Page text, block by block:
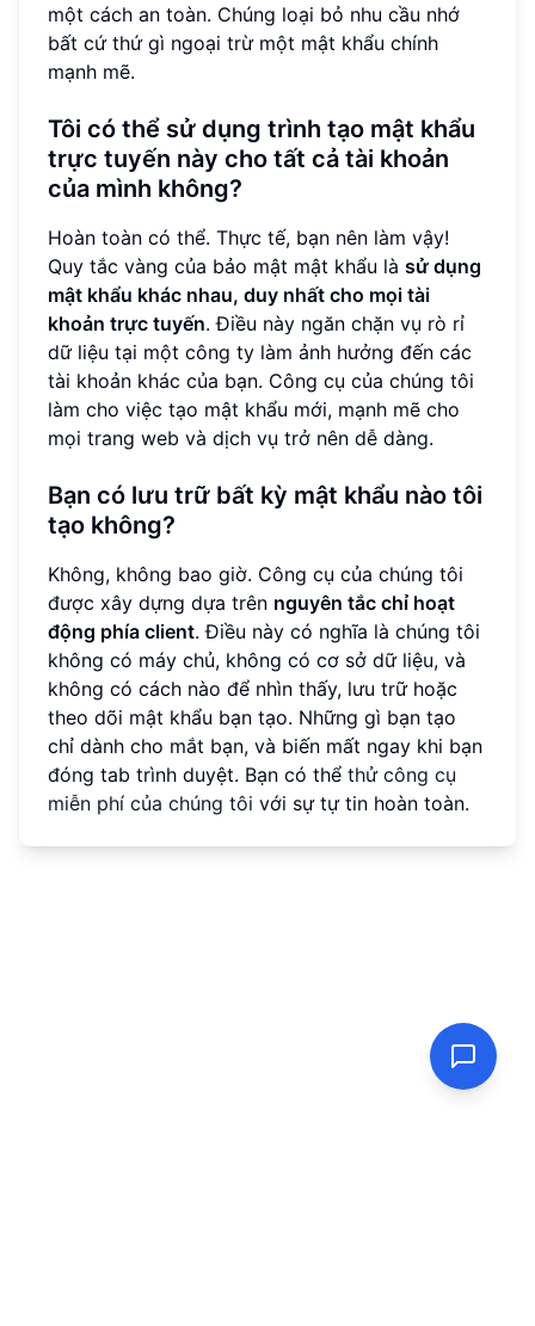
một cách an toàn. Chúng loại bỏ nhu cầu nhớ
bất cứ thứ gì ngoại trừ một mật khẩu chính
mạnh mẽ.
Tôi có thể sử dụng trình tạo mật khẩu
trực tuyến này cho tất cả tài khoản
của mình không?
Hoàn toàn có thể. Thực tế, bạn nên làm vậy!
Quy tắc vàng của bảo mật mật khẩu là sử dụng
mật khẩu khác nhau, duy nhất cho mọi tài
khoản trực tuyến. Điều này ngăn chặn vụ rò rỉ
dữ liệu tại một công ty làm ảnh hưởng đến các
tài khoản khác của bạn. Công cụ của chúng tôi
làm cho việc tạo mật khẩu mới, mạnh mẽ cho
mọi trang web và dịch vụ trở nên dễ dàng.
Bạn có lưu trữ bất kỳ mật khẩu nào tôi
tạo không?
Không, không bao giờ. Công cụ của chúng tôi
được xây dựng dựa trên nguyên tắc chỉ hoạt
động phía client. Điều này có nghĩa là chúng tôi
không có máy chủ, không có cơ sở dữ liệu, và
không có cách nào để nhìn thấy, lưu trữ hoặc
theo dõi mật khẩu bạn tạo. Những gì bạn tạo
chỉ dành cho mắt bạn, và biến mất ngay khi bạn
đóng tab trình duyệt. Bạn có thể thử công cụ
miễn phí của chúng tôi với sự tự tin hoàn toàn.